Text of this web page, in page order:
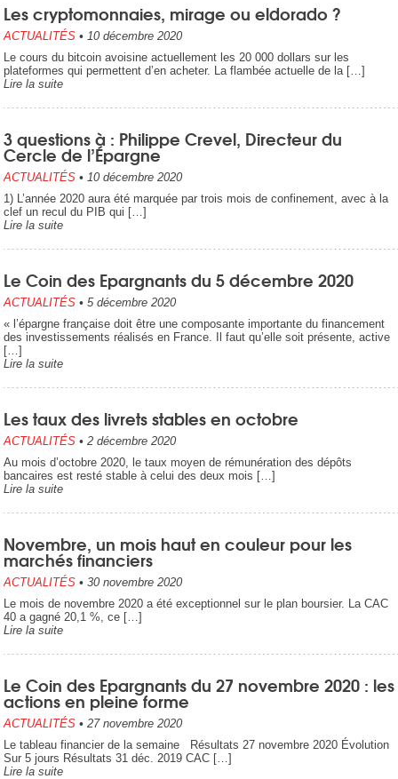
Les cryptomonnaies, mirage ou eldorado ?
ACTUALITÉS • 10 décembre 2020
Le cours du bitcoin avoisine actuellement les 20 000 dollars sur les
plateformes qui permettent d’en acheter. La flambée actuelle de la […]
Lire la suite
3 questions à : Philippe Crevel, Directeur du
Cercle de l’Épargne
ACTUALITÉS • 10 décembre 2020
1) L’année 2020 aura été marquée par trois mois de confinement, avec à la
clef un recul du PIB qui […]
Lire la suite
Le Coin des Epargnants du 5 décembre 2020
ACTUALITÉS • 5 décembre 2020
« l’épargne française doit être une composante importante du financement
des investissements réalisés en France. Il faut qu’elle soit présente, active
[…]
Lire la suite
Les taux des livrets stables en octobre
ACTUALITÉS • 2 décembre 2020
Au mois d’octobre 2020, le taux moyen de rémunération des dépôts
bancaires est resté stable à celui des deux mois […]
Lire la suite
Novembre, un mois haut en couleur pour les
marchés financiers
ACTUALITÉS • 30 novembre 2020
Le mois de novembre 2020 a été exceptionnel sur le plan boursier. La CAC
40 a gagné 20,1 %, ce […]
Lire la suite
Le Coin des Epargnants du 27 novembre 2020 : les
actions en pleine forme
ACTUALITÉS • 27 novembre 2020
Le tableau financier de la semaine Résultats 27 novembre 2020 Évolution
Sur 5 jours Résultats 31 déc. 2019 CAC […]
Lire la suite